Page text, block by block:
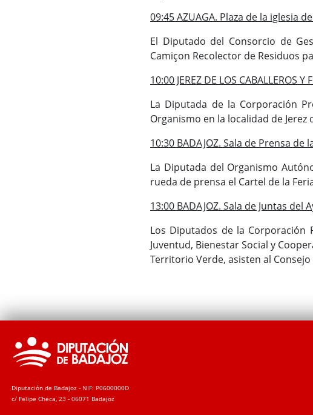
09:45 AZUAGA. Plaza de la iglesia
El Diputado del Consorcio de
Camiçon Recolector de Residuos
10:00 JEREZ DE LOS CABALLEROS Y
La Diputada de la Corporación
Organismo en la localidad de
10:30 BADAJOZ. Sala de Prensa
La Diputada del Organismo
rueda de prensa el Cartel de la
13:00 BADAJOZ. Sala de Juntas del
Los Diputados de la Corporación
Juventud, Bienestar Social y
Territorio Verde, asisten al
Diputación de Badajoz - NIF: P0600000D
c/ Felipe Checa, 23 - 06071 Badajoz